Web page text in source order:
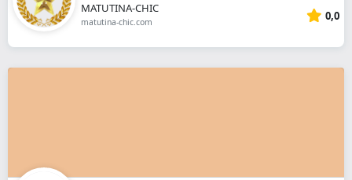
MATUTINA-CHIC
matutina-chic.com 0,0